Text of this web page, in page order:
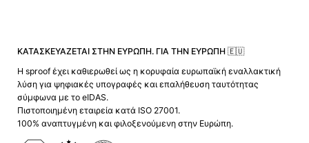
ΚΑΤΑΣΚΕΥΆΖΕΤΑΙ ΣΤΗΝ ΕΥΡΏΠΗ. ΓΙΑ ΤΗΝ ΕΥΡΏΠΗ 🇪🇺
Η sproof έχει καθιερωθεί ως η κορυφαία ευρωπαϊκή εναλλακτική
λύση για ψηφιακές υπογραφές και επαλήθευση ταυτότητας
σύμφωνα με το eIDAS.
Πιστοποιημένη εταιρεία κατά ISO 27001.
100% αναπτυγμένη και φιλοξενούμενη στην Ευρώπη.